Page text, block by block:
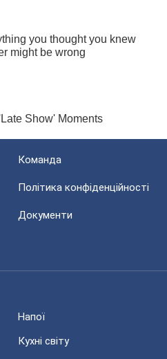
Команда
Політика конфіденційності
Документи
Напої
Кухні світу